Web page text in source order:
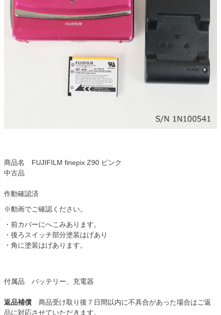
商品名 FUJIFILM finepix Z90 ピンク
中古品
作動確認済
※動画でご確認ください。
・前カバーにへこみあります。
・後ろスイッチ部分塗装はげあり
・角に塗装はげあります。
付属品 バッテリー、充電器
返品補償 商品受け取り後７日間以内に不具合があった場合はご返
品に対応させていただきます。